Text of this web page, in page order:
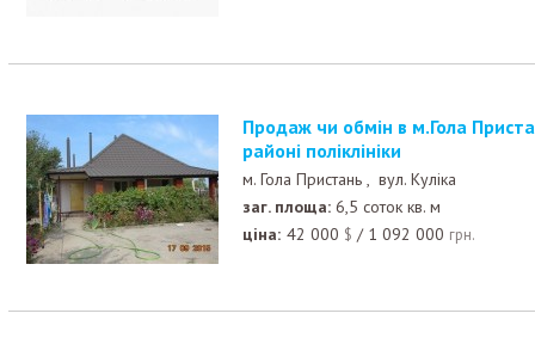
Продаж чи обмін в м.Гола Пристань нового будинку в
районі поліклініки
м. Гола Пристань , вул. Куліка
заг. площа: 6,5 соток кв. м
ціна: 42 000 $ / 1 092 000 грн.